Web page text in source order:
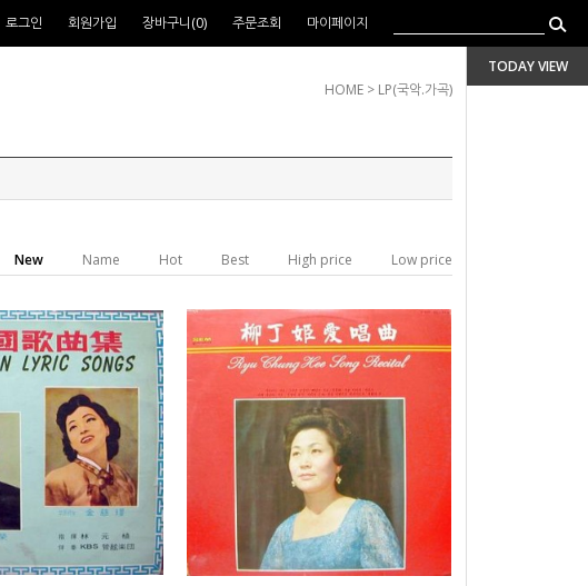
TODAY VIEW
로그인 회원가입 장바구니(0) 주문조회 마이페이지
HOME > LP(국악.가곡)
New Name Hot Best High price Low price